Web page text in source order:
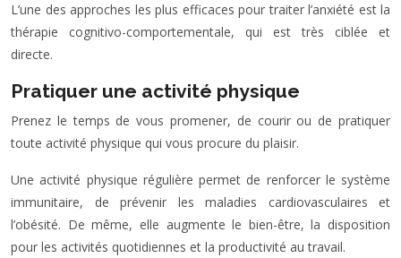
L’une des approches les plus efficaces pour traiter l’anxiété est la
thérapie cognitivo-comportementale, qui est très ciblée et
directe.
Pratiquer une activité physique
Prenez le temps de vous promener, de courir ou de pratiquer
toute activité physique qui vous procure du plaisir.
Une activité physique régulière permet de renforcer le système
immunitaire, de prévenir les maladies cardiovasculaires et
l’obésité. De même, elle augmente le bien-être, la disposition
pour les activités quotidiennes et la productivité au travail.